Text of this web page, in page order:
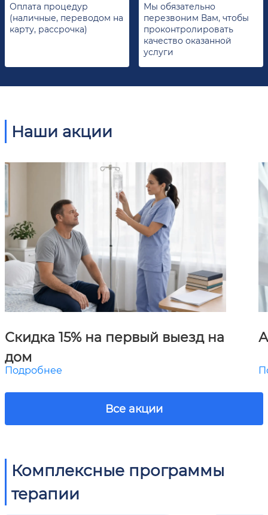
Оплата процедур
(наличные, переводом на
карту, рассрочка)
Мы обязательно
перезвоним Вам, чтобы
проконтролировать
качество оказанной
услуги
Наши акции
Скидка 15% на первый выезд на
дом
Подробнее
Все акции
Комплексные программы
терапии